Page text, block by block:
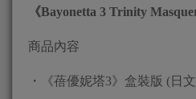
《Bayonetta 3 Trinity
商品內容
・《蓓優妮塔3》盒裝版 (日